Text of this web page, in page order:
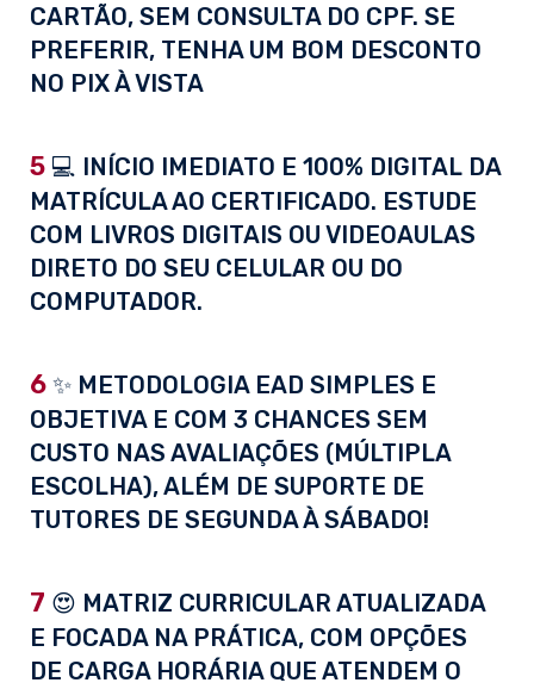
CARTÃO, SEM CONSULTA DO CPF. SE
PREFERIR, TENHA UM BOM DESCONTO
NO PIX À VISTA
5 💻 INÍCIO IMEDIATO E 100% DIGITAL DA
MATRÍCULA AO CERTIFICADO. ESTUDE
COM LIVROS DIGITAIS OU VIDEOAULAS
DIRETO DO SEU CELULAR OU DO
COMPUTADOR.
6 ✨ METODOLOGIA EAD SIMPLES E
OBJETIVA E COM 3 CHANCES SEM
CUSTO NAS AVALIAÇÕES (MÚLTIPLA
ESCOLHA), ALÉM DE SUPORTE DE
TUTORES DE SEGUNDA À SÁBADO!
7 😍 MATRIZ CURRICULAR ATUALIZADA
E FOCADA NA PRÁTICA, COM OPÇÕES
DE CARGA HORÁRIA QUE ATENDEM O